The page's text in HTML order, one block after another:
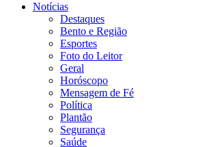
Notícias
Destaques
Bento e Região
Esportes
Foto do Leitor
Geral
Horóscopo
Mensagem de Fé
Política
Plantão
Segurança
Saúde